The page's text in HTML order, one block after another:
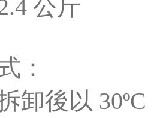
公斤
：
卸後以